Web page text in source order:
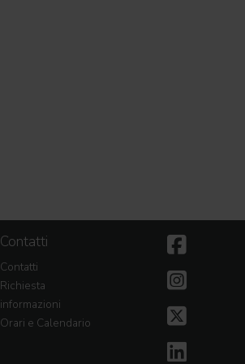
Contatti
Contatti
Richiesta
informazioni
Orari e Calendario